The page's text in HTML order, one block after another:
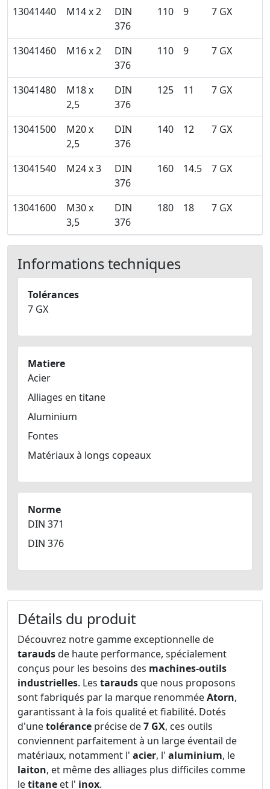
13041440 M14 x 2
DIN
376
110 9 7 GX
13041460 M16 x 2
DIN
376
110 9 7 GX
13041480
M18 x
2,5
DIN
376
125 11 7 GX
13041500
M20 x
2,5
DIN
376
140 12 7 GX
13041540 M24 x 3
DIN
376
160 14.5 7 GX
13041600
M30 x
3,5
DIN
376
180 18 7 GX
Informations techniques
Tolérances
7 GX
Matiere
Acier
Alliages en titane
Aluminium
Fontes
Matériaux à longs copeaux
Norme
DIN 371
DIN 376
Détails du produit
Découvrez notre gamme exceptionnelle de
taraudsde haute performance, spécialement
conçus pour les besoins des machines-outils
industrielles. Les taraudsque nous proposons
sont fabriqués par la marque renomméeAtorn,
garantissant à la fois qualité et fiabilité. Dotés
d'unetolérance précise de7 GX, ces outils
conviennent parfaitement à un large éventail de
matériaux, notamment l' acier, l' aluminium, le
laiton, et même des alliages plus difficiles comme
letitane et l' inox.